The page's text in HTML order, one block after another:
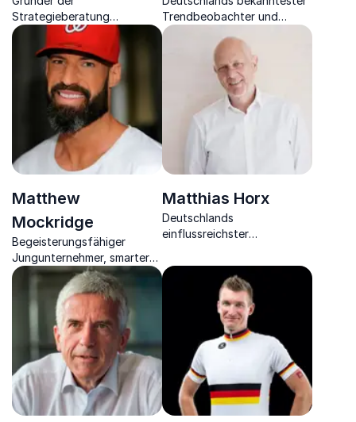
Strategieberatung
„disruptive – beyond your
strategy“ hinterfragt
existierende
Geschäftsmodelle und
sucht neue Chancen für
Unternehmen.
Trendbeobachter und
Zukunftsbegleiter über die
Trends von Morgen.
Matthew
Mockridge
Begeisterungsfähiger
Jungunternehmer, smarter
Entrepreneur und Start-Up
Gründer fesselt Sie in seinen
Kick-Ass Vorträgen.
Matthias Horx
Deutschlands
einflussreichster
des Zukunftsinstituts und
Keynote Speaker.